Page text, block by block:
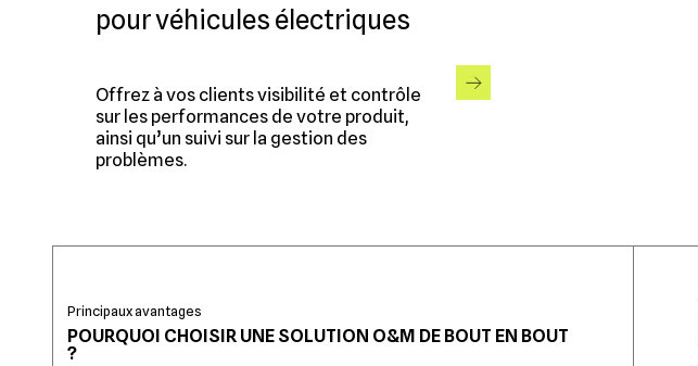
pour véhicules électriques
Offrez à vos clients visibilité et contrôle
sur les performances de votre produit,
ainsi qu’un suivi sur la gestion des
problèmes.
Principaux avantages
POURQUOI CHOISIR UNE SOLUTION O&M DE BOUT EN BOUT
?